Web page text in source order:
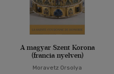
A magyar Szent Korona
(francia nyelven)
Moravetz Orsolya